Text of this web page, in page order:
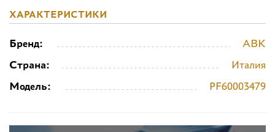
ХАРАКТЕРИСТИКИ
Бренд:
ABK
Страна:
Италия
Модель:
PF60003479